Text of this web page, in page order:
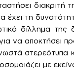
έχει τη
δίλλημα της
να αποκτήσει
στερεότυπα
με